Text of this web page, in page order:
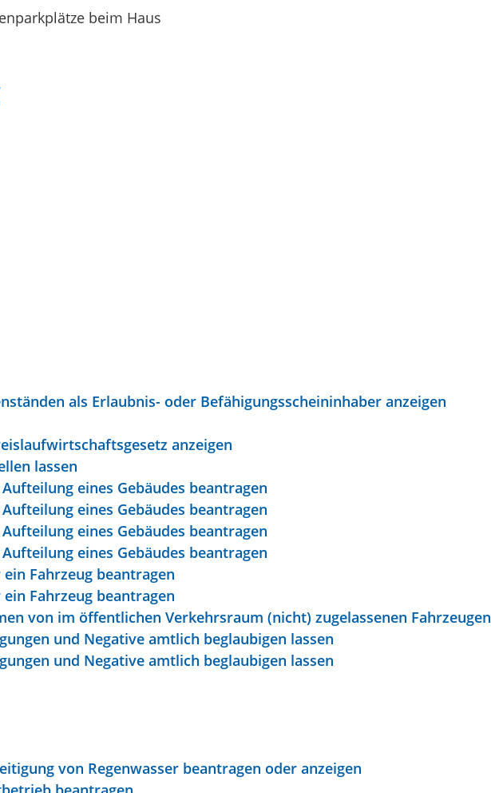
beim Haus
als Erlaubnis- oder Befähigungsscheininhaber anzeigen
anzeigen
lassen
eines Gebäudes beantragen
eines Gebäudes beantragen
eines Gebäudes beantragen
eines Gebäudes beantragen
Fahrzeug beantragen
Fahrzeug beantragen
von im öffentlichen Verkehrsraum (nicht) zugelassenen Fahrzeugen
und Negative amtlich beglaubigen lassen
und Negative amtlich beglaubigen lassen
von Regenwasser beantragen oder anzeigen